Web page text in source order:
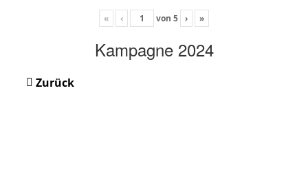
« ‹ von 5 › »
Kampagne 2024
Zurück